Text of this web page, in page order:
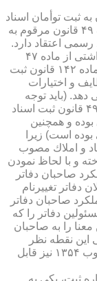
مصوب ۱۳۱۰، كماكان به ثبت توأمان اسناد
رسمی توسط مباشرین ثبت (كه به موجب ماده ۴۹ قانون مرقوم به
رسمی اعتقاد دارد.
ماده ۴۹ قانون جدیدالتصویب كه در حقیقت برداشتی از ماده ۴۷
قانون ثبت اسناد و املاك مصوب سال ۱۲۹۰ و ماده ۱۴۲ قانون ثبت
بود، همان وظایف و اختیارات
(باید توجه
نمود كه معنای مسئولین دفاتر، مندرج در ماده ۴۹ قانون ثبت اسناد
صادق بوده و همچنین
است) زیرا
۹۱ قانون ثبت اسناد و املاك مصوب
و با لحاظ نمودن
صاحبان دفاتر
دفاتر تغییرنام
صاحبان دفاتر
دفاتر را كه
را به صاحبان
این نقطه نظر
بعدها در ماده ۲۹ قانون دفاتر اسناد رسمی مصوب ۱۳۵۴ نیز قابل